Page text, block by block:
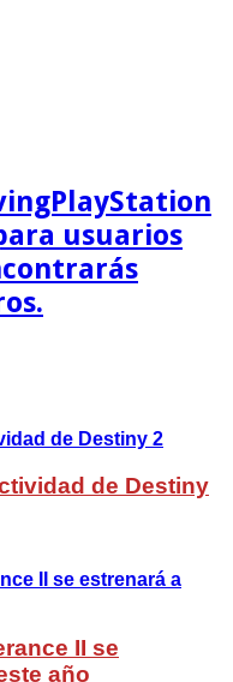
usuarios
de Destiny
II se
año